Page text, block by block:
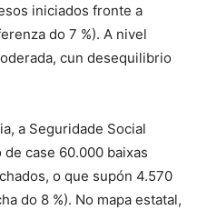
iniciados fronte a
do 7 %). A nivel
cun desequilibrio
a Seguridade Social
case 60.000 baixas
o que supón 4.570
do 8 %). No mapa estatal,